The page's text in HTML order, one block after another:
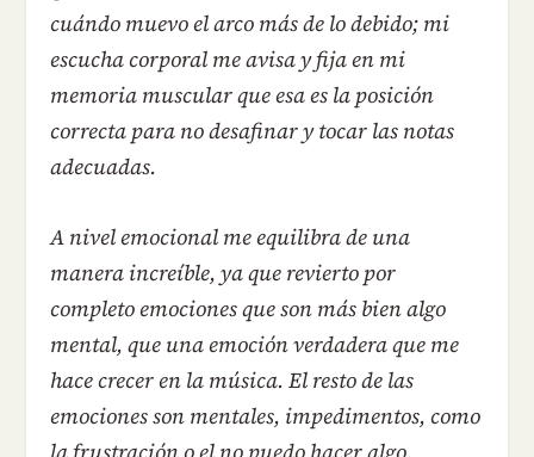
cuándo muevo el arco más de lo debido; mi
escucha corporal me avisa y fija en mi
memoria muscular que esa es la posición
correcta para no desafinar y tocar las notas
adecuadas.
A nivel emocional me equilibra de una
manera increíble, ya que revierto por
completo emociones que son más bien algo
mental, que una emoción verdadera que me
hace crecer en la música. El resto de las
emociones son mentales, impedimentos, como